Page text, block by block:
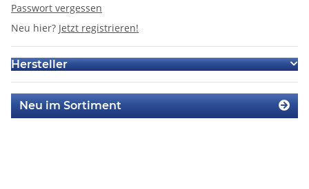
Passwort vergessen
Neu hier? Jetzt registrieren!
Hersteller
Neu im Sortiment